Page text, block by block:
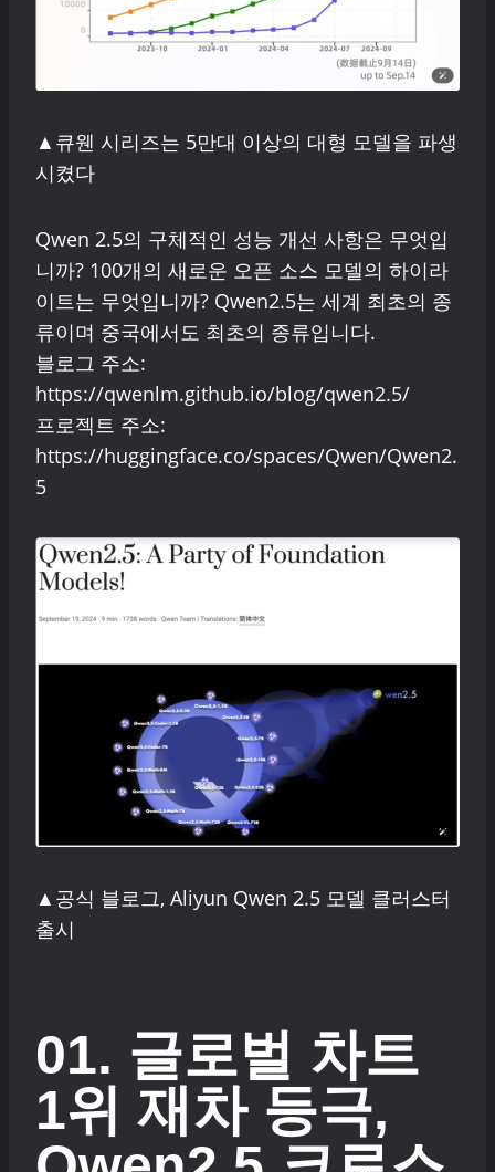
▲큐웬 시리즈는 5만대 이상의 대형 모델을 파생
시켰다
Qwen 2.5의 구체적인 성능 개선 사항은 무엇입
니까? 100개의 새로운 오픈 소스 모델의 하이라
이트는 무엇입니까? Qwen2.5는 세계 최초의 종
류이며 중국에서도 최초의 종류입니다.
블로그 주소:
https://qwenlm.github.io/blog/qwen2.5/
프로젝트 주소:
https://huggingface.co/spaces/Qwen/Qwen2.
5
▲공식 블로그, Aliyun Qwen 2.5 모델 클러스터
출시
01. 글로벌 차트
1위 재차 등극,